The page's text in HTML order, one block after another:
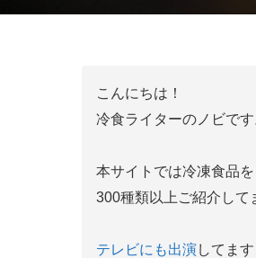
こんにちは！
冷食ライターのノビです
本サイトでは冷凍食品を
300種類以上ご紹介して
テレビにも出演してます